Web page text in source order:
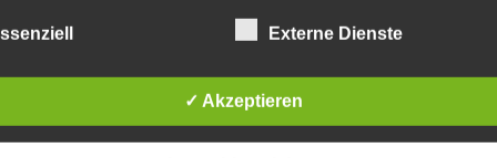
Heben oder Tragen von Lasten verwenden
Nutzung auf Beschädigungen prüfen
von Kindern aufbewahren
Betroffene Person ist jede identifizierte oder identifizierbare
natürliche Person, deren personenbezogene Daten von dem
Externe Dienste
✓ Akzeptieren